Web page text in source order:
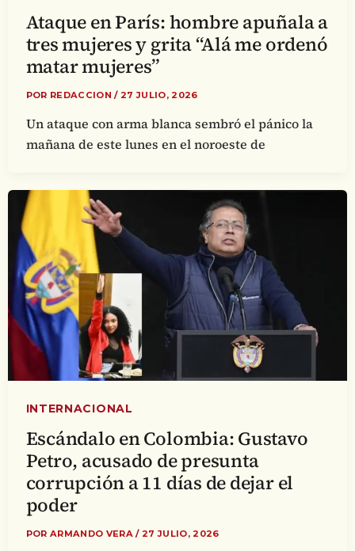
Ataque en París: hombre apuñala a
tres mujeres y grita “Alá me ordenó
matar mujeres”
POR REDACCION/ 27 JULIO, 2026
Un ataque con arma blanca sembró el pánico la
mañana de este lunes en el noroeste de
INTERNACIONAL
Escándalo en Colombia: Gustavo
Petro, acusado de presunta
corrupción a 11 días de dejar el
poder
POR ARMANDO VERA/ 27 JULIO, 2026